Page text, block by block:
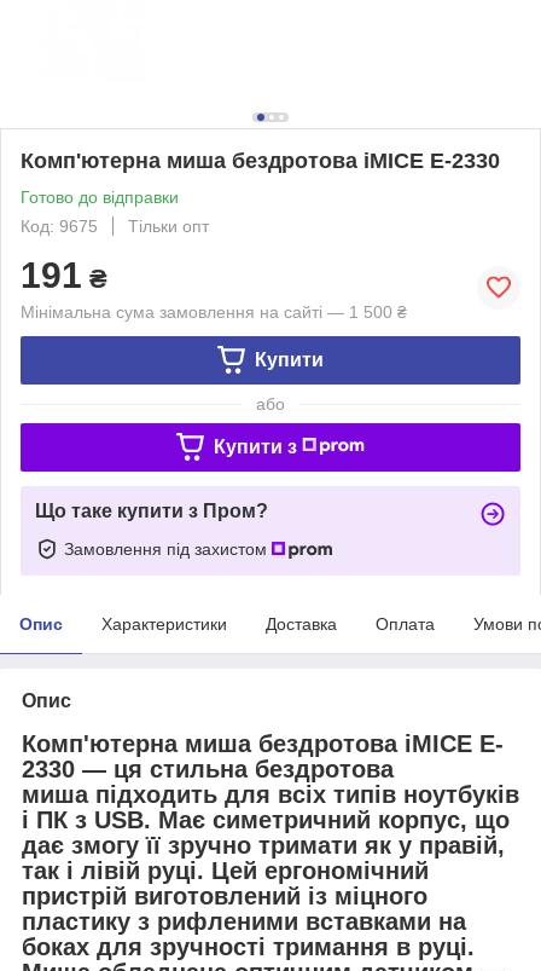
Комп'ютерна миша бездротова iMICE E-2330
Готово до відправки
Код: 9675
Тільки опт
191 ₴
Мінімальна сума замовлення на сайті — 1 500 ₴
Купити
або
Купити з
Що таке купити з Пром?
Замовлення під захистом
Опис Характеристики Доставка Оплата Умови
Опис
Комп'ютерна миша бездротова iMICE E-
2330 — ця стильна бездротова
миша підходить для всіх типів ноутбуків
і ПК з USB. Має симетричний корпус, що
дає змогу її зручно тримати як у правій,
так і лівій руці. Цей ергономічний
пристрій виготовлений із міцного
пластику з рифленими вставками на
боках для зручності тримання в руці.